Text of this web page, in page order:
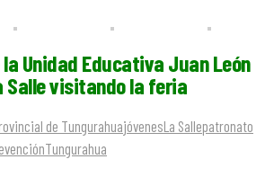
Unidad Educativa Juan León
Salle visitando la feria
de TungurahuajóvenesLa Sallepatronato
Tungurahua